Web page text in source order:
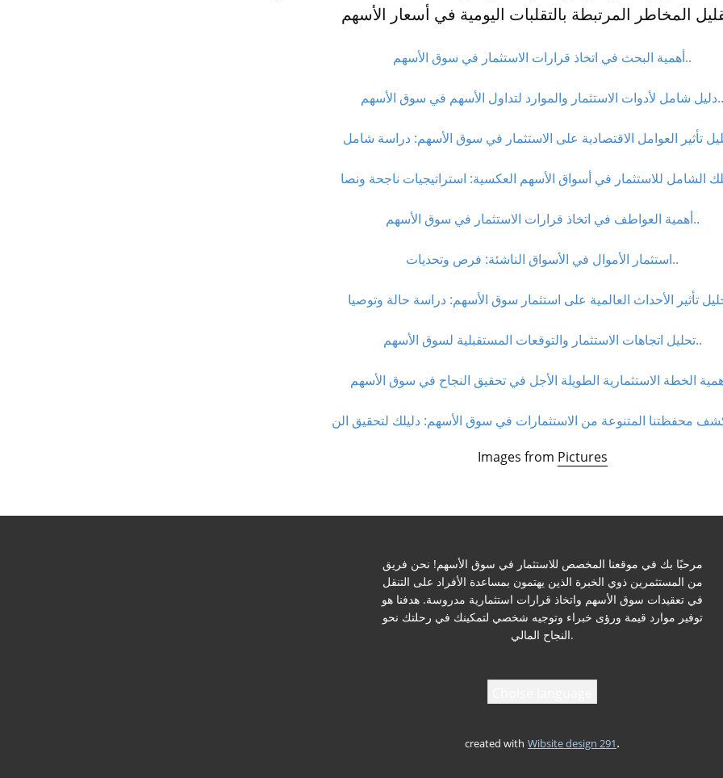
أهمية البحث في اتخاذ قرارات الاستثمار في سوق الأسهم..
دليل شامل لأدوات الاستثمار والموارد لتداول الأسهم في سوق الأسهم..
أهمية العواطف في اتخاذ قرارات الاستثمار في سوق الأسهم..
استثمار الأموال في الأسواق الناشئة: فرص وتحديات..
تحليل اتجاهات الاستثمار والتوقعات المستقبلية لسوق الأسهم..
Images from Pictures
مرحبًا بك في موقعنا المخصص للاستثمار في سوق الأسهم! نحن فريق
من المستثمرين ذوي الخبرة الذين يهتمون بمساعدة الأفراد على التنقل
في تعقيدات سوق الأسهم واتخاذ قرارات استثمارية مدروسة. هدفنا هو
توفير موارد قيمة ورؤى خبراء وتوجيه شخصي لتمكينك في رحلتك نحو
النجاح المالي.
created with Wibsite design 291.